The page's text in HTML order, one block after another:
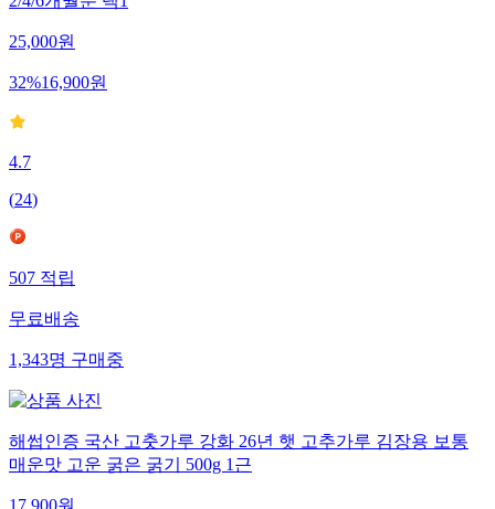
2/4/6개월분 택1
25,000원
32%16,900원
4.7
(24)
507적립
무료배송
1,343명구매중
해썹인증 국산 고춧가루 강화 26년 햇 고추가루 김장용 보통
매운맛 고운 굵은 굵기 500g 1근